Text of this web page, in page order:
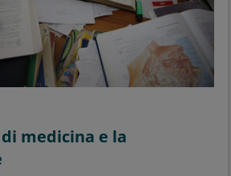
medicina e la